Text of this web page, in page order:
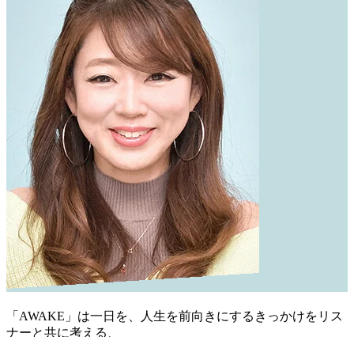
「AWAKE」は一日を、人生を前向きにするきっかけをリス
ナーと共に考える、